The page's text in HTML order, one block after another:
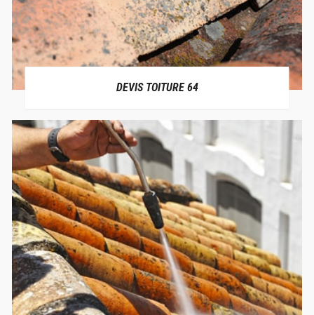
DEVIS TOITURE 64